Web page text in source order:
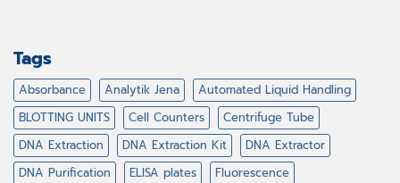
Tags
Absorbance Analytik Jena
Automated Liquid Handling
BLOTTING UNITS
Cell Counters
Centrifuge Tube
DNA Extraction
DNA Extraction Kit
DNA Extractor
DNA Purification
ELISA plates
Fluorescence